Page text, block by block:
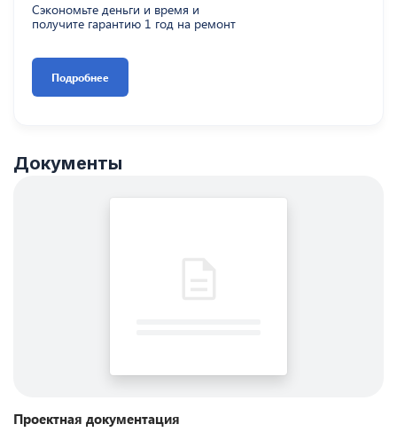
Сэкономьте деньги и время и
получите гарантию 1 год на ремонт
Подробнее
Документы
Проектная документация